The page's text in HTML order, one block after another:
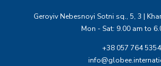
Geroyiv Nebesnoyi Sotni sq., 5, 3 |
Mon - Sat: 9.00 am to
+38 057 764 5354